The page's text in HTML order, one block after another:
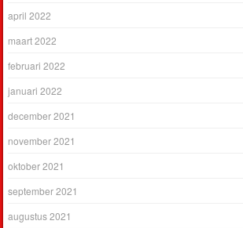
april 2022
maart 2022
februari 2022
januari 2022
december 2021
november 2021
oktober 2021
september 2021
augustus 2021